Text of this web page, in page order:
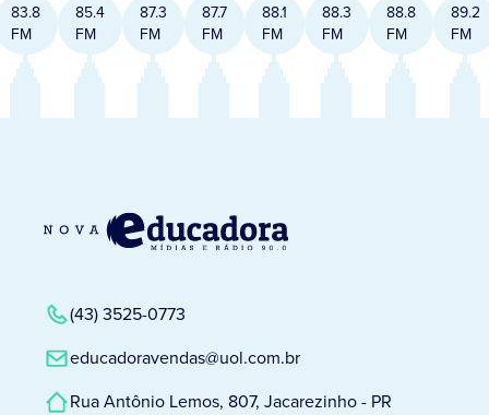
83.8
FM
85.4
FM
87.3
FM
87.7
FM
88.1
FM
88.3
FM
88.8
FM
89.2
FM
(43) 3525-0773
educadoravendas@uol.com.br
Rua Antônio Lemos, 807, Jacarezinho - PR